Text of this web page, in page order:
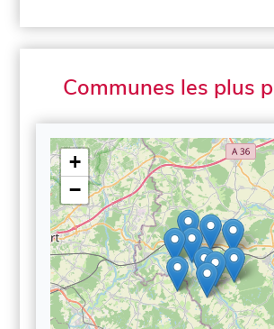
Communes les plus
+
−